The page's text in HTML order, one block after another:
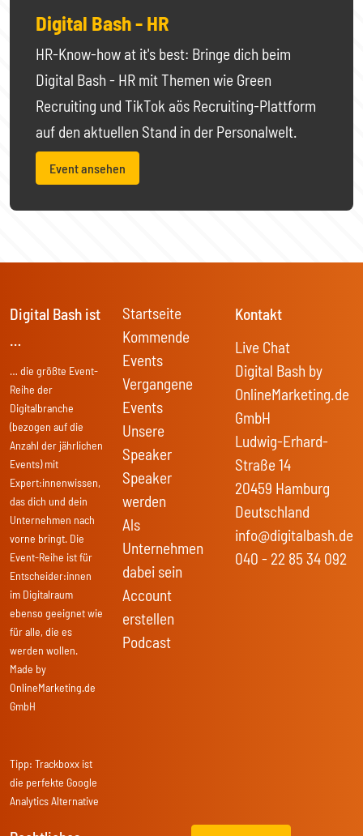
Digital Bash - HR
HR-Know-how at it's best: Bringe dich beim
Digital Bash - HR mit Themen wie Green
Recruiting und TikTok aös Recruiting-Plattform
auf den aktuellen Stand in der Personalwelt.
Event ansehen
Digital Bash ist
…
… die größte Event-
Reihe der
Digitalbranche
(bezogen auf die
Anzahl der jährlichen
Events) mit
Expert:innenwissen,
das dich und dein
Unternehmen nach
vorne bringt. Die
Event-Reihe ist für
Entscheider:innen
im Digitalraum
ebenso geeignet wie
für alle, die es
werden wollen.
Made by
OnlineMarketing.de
GmbH
Tipp: Trackboxx ist
die perfekte Google
Analytics Alternative
Startseite
Kommende
Events
Vergangene
Events
Unsere
Speaker
Speaker
werden
Als
Unternehmen
dabei sein
Account
erstellen
Podcast
Kontakt
Live Chat
Digital Bash by
OnlineMarketing.de
GmbH
Ludwig-Erhard-
Straße 14
20459 Hamburg
Deutschland
info@digitalbash.de
040 - 22 85 34 092